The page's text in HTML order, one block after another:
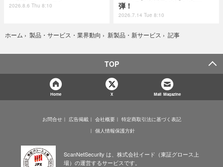
2026.8.6 Thu 8:10
弾！
2026.7.14 Tue 8:10
ホーム › 製品・サービス・業界動向 › 新製品・新サービス › 記事
TOP
Home X Mail Magazine
お問合せ 広告掲載 会社概要
特定商取引法に基づく表記
個人情報保護方針
ScanNetSecurity は、株式会社イード（東証グロース上
場）の運営するサービスです。